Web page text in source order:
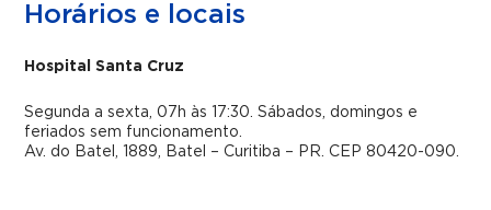
Horários e locais
Hospital Santa Cruz
Segunda a sexta, 07h às 17:30. Sábados, domingos e
feriados sem funcionamento.
Av. do Batel, 1889, Batel – Curitiba – PR. CEP 80420-090.